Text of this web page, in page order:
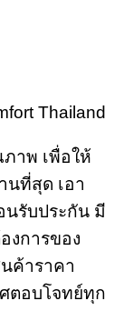
Thailand
าพ เพื่อให้
นที่สุด เอา
รับประกัน มี
งการของ
ค้าราคา
ตอบโจทย์ทุก